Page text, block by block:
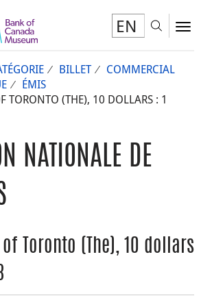
EN
BILLET
COMMERCIAL
ÉMIS
TORONTO (THE), 10 DOLLARS : 1
NATIONALE DE
Toronto (The), 10 dollars